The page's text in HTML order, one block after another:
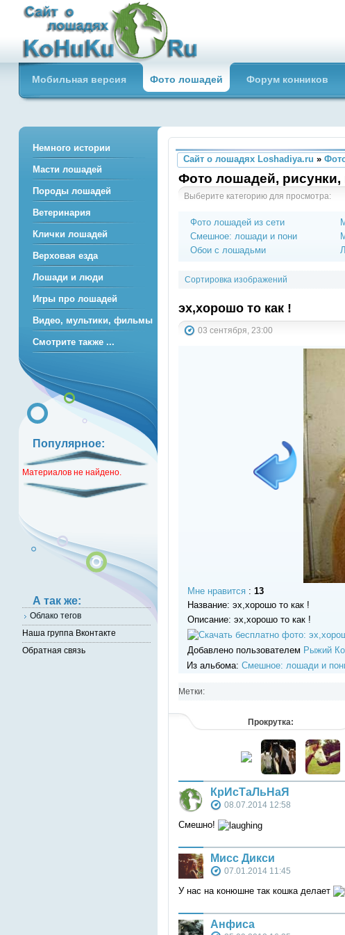
Сайт о лошадях loshadiya.ru
Приветствуем всех любителей
лошадей и конного спорта!
Мобильная версия Фото лошадей Форум конников
Сайт о лошадях Loshadiya.ru »
Фото лошадей, рисунки,
Выберите категорию для просмотра:
Фото лошадей из сети
Смешное: лошади и пони
Обои с лошадьми
Сортировка изображений
эх,хорошо то как !
03 сентября, 23:00
Мне нравится: 13
Название: эх,хорошо то как !
Описание: эх,хорошо то как !
Добавлено пользователем Рыжий
Из альбома: Смешное: лошади и
Метки:
Прокрутка:
КрИсТаЛьНаЯ
08.07.2014 12:58
Смешно!
Мисс Дикси
07.01.2014 11:45
У нас на конюшне так кошка делает
Анфиса
Немного истории
Масти лошадей
Породы лошадей
Ветеринария
Клички лошадей
Верховая езда
Лошади и люди
Игры про лошадей
Видео, мультики, фильмы
Смотрите также ...
Популярное:
Материалов не найдено.
А так же:
Облако тегов
Наша группа Вконтакте
Обратная связь